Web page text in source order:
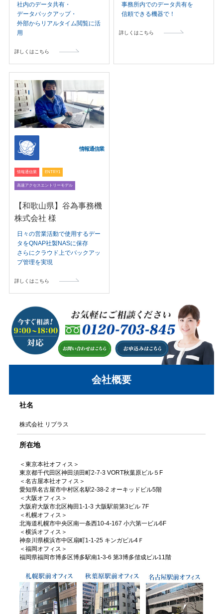
社内のデータ共有・
データバックアップ・
外部からリアルタイム閲覧に活
用
詳しくはこちら
事務所内でのデータ共有を
信頼できる機器で！
詳しくはこちら
情報通信業
情報通信業 ENTRY1
高速アクセスエントリーモデル
【和歌山県】谷為事務機
株式会社 様
日々の営業活動で使用するデー
タをQNAP社製NASに保存
さらにクラウド上でバックアッ
プ管理を実現
詳しくはこちら
会社概要
社名
株式会社 リプラス
所在地
＜東京本社オフィス＞
東京都千代田区神田須田町2-7-3 VORT秋葉原ビル５F
＜名古屋本社オフィス＞
愛知県名古屋市中村区名駅2-38-2 オーキッドビル5階
＜大阪オフィス＞
大阪府大阪市北区梅田1-1-3 大阪駅前第3ビル 7F
＜札幌オフィス＞
北海道札幌市中央区南一条西10-4-167 小六第一ビル6F
＜横浜オフィス＞
神奈川県横浜市中区扇町1-1-25 キンガビル4Ｆ
＜福岡オフィス＞
福岡県福岡市博多区博多駅南1-3-6 第3博多偕成ビル11階